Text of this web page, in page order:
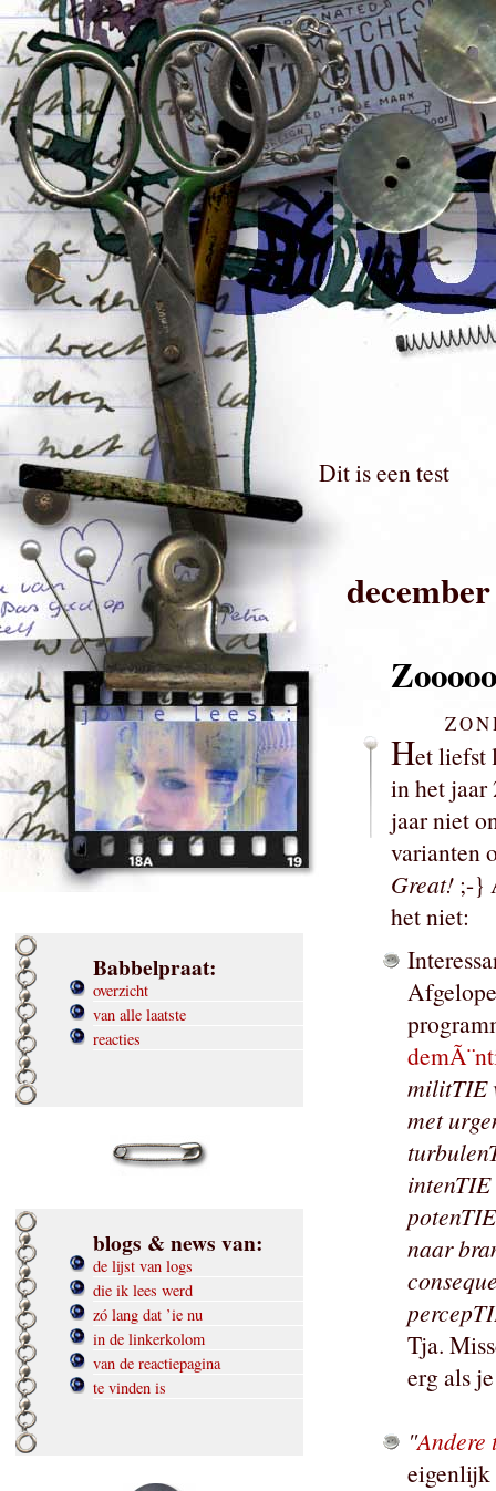
Babbelpraat:
overzicht
van alle laatste
reacties
blogs & news van:
de lijst van logs
die ik lees werd
zó lang dat ’ie nu
in de linkerkolom
van de reactiepagina
te vinden is
Dit is een test
Het liefst
in het jaar
jaar niet
varianten
Great! ;-}
het niet:
militTIE
met
naar
Tja.
erg als
"Andere
eigenlijk